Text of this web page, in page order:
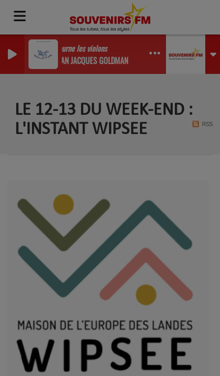
Tourne les violons
JEAN JACQUES GOLDMAN
LE 12-13 DU WEEK-END :
L'INSTANT WIPSEE
RSS